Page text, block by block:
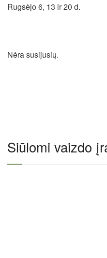
Rugsėjo 6, 13 ir 20 d.
Nėra susijusių.
Siūlomi vaizdo